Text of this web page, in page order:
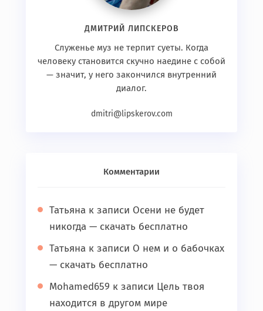
ДМИТРИЙ ЛИПСКЕРОВ
Служенье муз не терпит суеты. Когда
человеку становится скучно наедине с собой
— значит, у него закончился внутренний
диалог.
dmitri@lipskerov.com
Комментарии
Татьяна к записи Осени не будет
никогда — скачать бесплатно
Татьяна к записи О нем и о бабочках
— скачать бесплатно
Mohamed659 к записи Цель твоя
находится в другом мире